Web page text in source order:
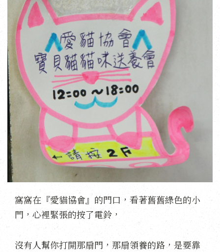
窩窩在『愛貓協會』的門口，看著舊舊綠色的小
門，心裡緊張的按了電鈴，
沒有人幫你打開那扇門，那扇領養的路，是要靠